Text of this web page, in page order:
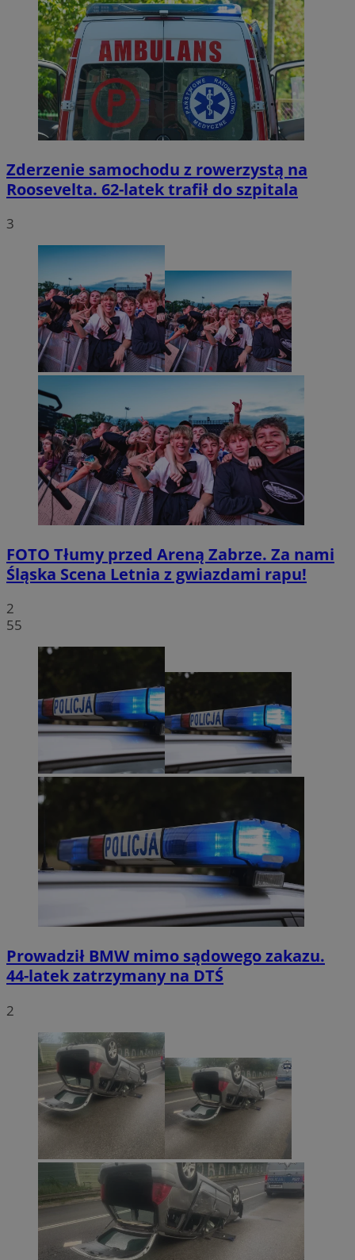
Zderzenie samochodu z rowerzystą na
Roosevelta. 62-latek trafił do szpitala
3
FOTO Tłumy przed Areną Zabrze. Za nami
Śląska Scena Letnia z gwiazdami rapu!
2
55
Prowadził BMW mimo sądowego zakazu.
44-latek zatrzymany na DTŚ
2